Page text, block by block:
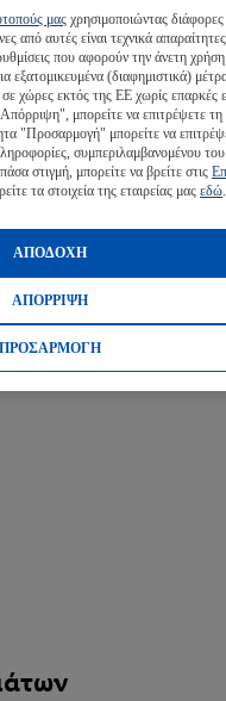
μας χρησιμοποιώντας διάφορες
από αυτές είναι τεχνικά
που αφορούν την άνετη
εξατομικευμένα (διαφημιστικά)
χώρες εκτός της ΕΕ χωρίς επαρκές
μπορείτε να επιτρέψετε
"Προσαρμογή" μπορείτε να
συμπεριλαμβανομένου
στιγμή, μπορείτε να βρείτε στις
τα στοιχεία της εταιρείας μας εδώ.
ΑΠΟΡΡΙΨΗ
ΑΠΟΔΟΧΗ
ΠΡΟΣΑΡΜΟΓΗ